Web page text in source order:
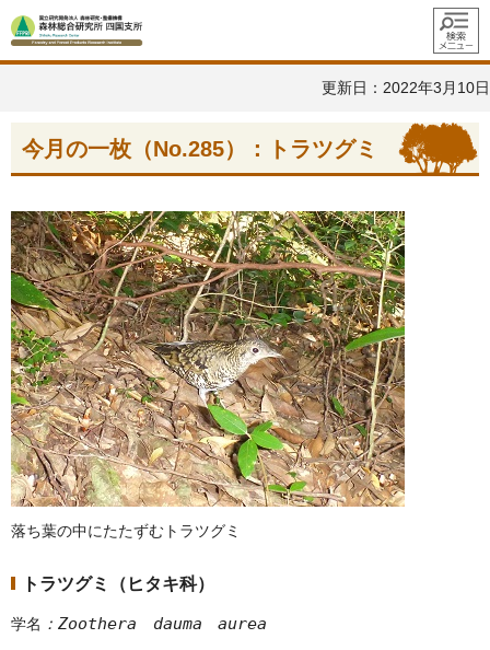
メニュ
ー
更新日：2022年3月10日
今月の一枚（No.285）：トラツグミ
落ち葉の中にたたずむトラツグミ
トラツグミ（ヒタキ科）
学名 ： Zoothera dauma aurea